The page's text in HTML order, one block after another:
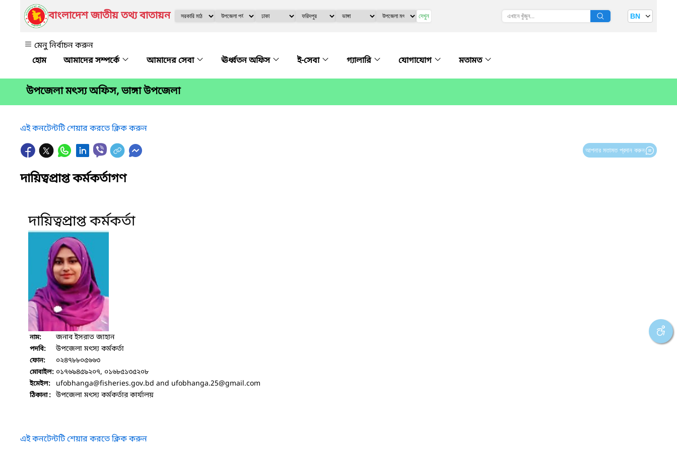
বাংলাদেশ জাতীয় তথ্য বাতায়ন দেখুন BN
মেনু নির্বাচন করুন
আমাদের সম্পর্কে
আমাদের সেবা ঊর্ধ্বতন অফিস ই-সেবা গ্যালারি যোগাযোগ মতামত
উপজেলা মৎস্য অফিস, ভাঙ্গা উপজেলা
এই কনটেন্টটি শেয়ার করতে ক্লিক করুন
আপনার মতামত প্রদান করুন
দায়িত্বপ্রাপ্ত কর্মকর্তাগণ
দায়িত্বপ্রাপ্ত কর্মকর্তা
নাম: জনাব ইসরাত জাহান
পদবি: উপজেলা মৎস্য কর্মকর্তা
ফোন: ০২৪৭৮৮০৫৬৬৩
মোবাইল: ০১৭৬৯৪৫৯২০৭, ০১৬৮৫১৩৫২০৮
ইমেইল: ufobhanga@fisheries.gov.bd and ufobhanga.25@gmail.com
ঠিকানা : উপজেলা মৎস্য কর্মকর্তার কার্যালয়
এই কনটেন্টটি শেয়ার করতে ক্লিক করুন